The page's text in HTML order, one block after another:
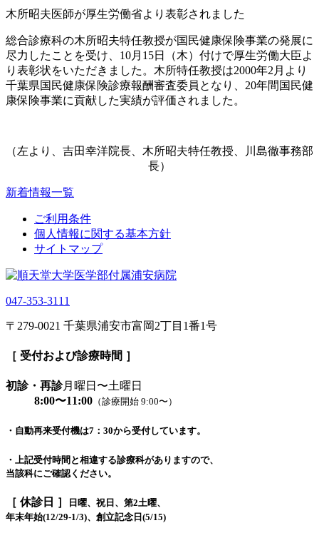
木所昭夫医師が厚生労働省より表彰されました
総合診療科の木所昭夫特任教授が国民健康保険事業の発展に
尽力したことを受け、10月15日（木）付けで厚生労働大臣よ
り表彰状をいただきました。木所特任教授は2000年2月より
千葉県国民健康保険診療報酬審査委員となり、20年間国民健
康保険事業に貢献した実績が評価されました。
（左より、吉田幸洋院長、木所昭夫特任教授、川島徹事務部
長）
新着情報一覧
ご利用条件
個人情報に関する基本方針
サイトマップ
047-353-3111
〒279-0021 千葉県浦安市富岡2丁目1番1号
［ 受付および診療時間 ］
初診・再診月曜日〜土曜日
8:00〜11:00 （診療開始 9:00〜）
・自動再来受付機は7：30から受付しています。
・上記受付時間と相違する診療科がありますので、
当該科にご確認ください。
［ 休診日 ］
日曜、祝日、第2土曜、
年末年始(12/29-1/3)、創立記念日(5/15)